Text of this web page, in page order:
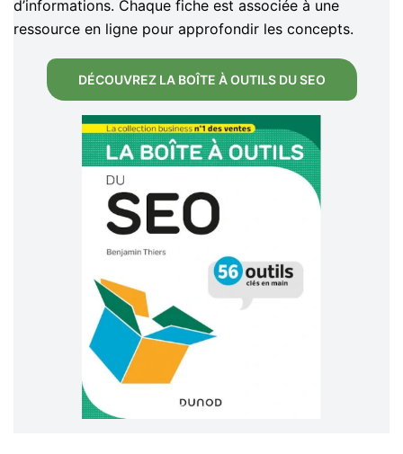
d’informations. Chaque fiche est associée à une
ressource en ligne pour approfondir les concepts.
DÉCOUVREZ LA BOÎTE À OUTILS DU SEO